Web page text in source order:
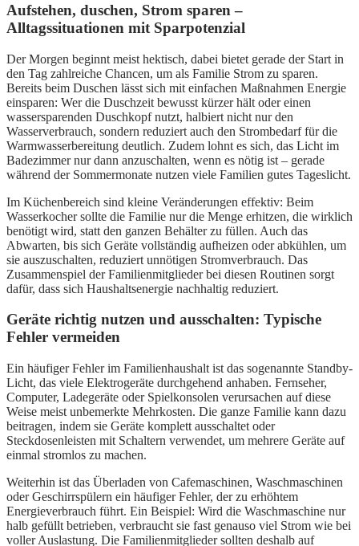
Aufstehen, duschen, Strom sparen –
Alltagssituationen mit Sparpotenzial
Der Morgen beginnt meist hektisch, dabei bietet gerade der Start in
den Tag zahlreiche Chancen, um als Familie Strom zu sparen.
Bereits beim Duschen lässt sich mit einfachen Maßnahmen Energie
einsparen: Wer die Duschzeit bewusst kürzer hält oder einen
wassersparenden Duschkopf nutzt, halbiert nicht nur den
Wasserverbrauch, sondern reduziert auch den Strombedarf für die
Warmwasserbereitung deutlich. Zudem lohnt es sich, das Licht im
Badezimmer nur dann anzuschalten, wenn es nötig ist – gerade
während der Sommermonate nutzen viele Familien gutes Tageslicht.
Im Küchenbereich sind kleine Veränderungen effektiv: Beim
Wasserkocher sollte die Familie nur die Menge erhitzen, die wirklich
benötigt wird, statt den ganzen Behälter zu füllen. Auch das
Abwarten, bis sich Geräte vollständig aufheizen oder abkühlen, um
sie auszuschalten, reduziert unnötigen Stromverbrauch. Das
Zusammenspiel der Familienmitglieder bei diesen Routinen sorgt
dafür, dass sich Haushaltsenergie nachhaltig reduziert.
Geräte richtig nutzen und ausschalten: Typische
Fehler vermeiden
Ein häufiger Fehler im Familienhaushalt ist das sogenannte Standby-
Licht, das viele Elektrogeräte durchgehend anhaben. Fernseher,
Computer, Ladegeräte oder Spielkonsolen verursachen auf diese
Weise meist unbemerkte Mehrkosten. Die ganze Familie kann dazu
beitragen, indem sie Geräte komplett ausschaltet oder
Steckdosenleisten mit Schaltern verwendet, um mehrere Geräte auf
einmal stromlos zu machen.
Weiterhin ist das Überladen von Cafemaschinen, Waschmaschinen
oder Geschirrspülern ein häufiger Fehler, der zu erhöhtem
Energieverbrauch führt. Ein Beispiel: Wird die Waschmaschine nur
halb gefüllt betrieben, verbraucht sie fast genauso viel Strom wie bei
voller Auslastung. Die Familienmitglieder sollten deshalb auf